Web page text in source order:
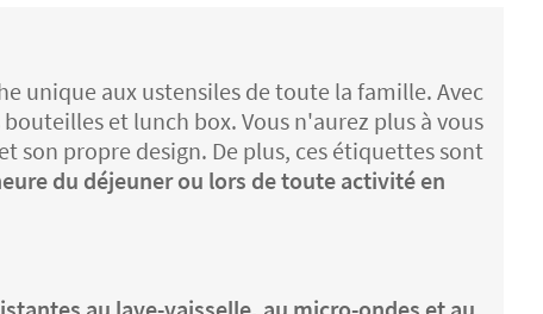
unique aux ustensiles de toute la famille. Avec
et lunch box. Vous n'aurez plus à vous
son propre design. De plus, ces étiquettes sont
du déjeuner ou lors de toute activité en